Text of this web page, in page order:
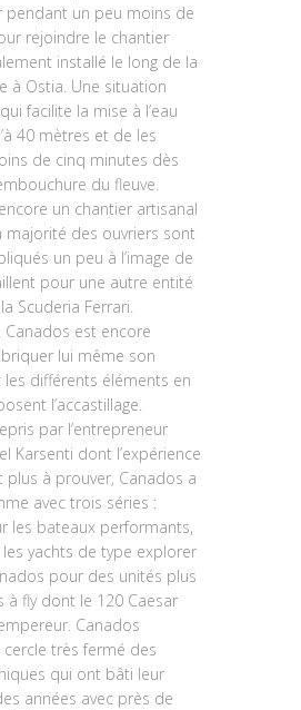
pendant un peu moins de
rejoindre le chantier
installé le long de la
à Ostia. Une situation
facilite la mise à l’eau
40 mètres et de les
de cinq minutes dès
du fleuve.
un chantier artisanal
majorité des ouvriers sont
un peu à l’image de
pour une autre entité
Scuderia Ferrari.
Canados est encore
lui même son
différents éléments en
l’accastillage.
par l’entrepreneur
Karsenti dont l’expérience
plus à prouver, Canados a
avec trois séries :
les bateaux performants,
yachts de type explorer
pour des unités plus
à fly dont le 120 Caesar
Canados
très fermé des
qui ont bâti leur
années avec près de